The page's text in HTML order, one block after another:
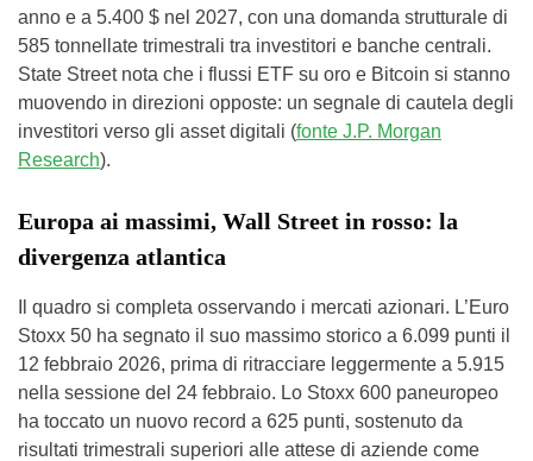
anno e a 5.400 $ nel 2027, con una domanda strutturale di
585 tonnellate trimestrali tra investitori e banche centrali.
State Street nota che i flussi ETF su oro e Bitcoin si stanno
muovendo in direzioni opposte: un segnale di cautela degli
investitori verso gli asset digitali (fonte J.P. Morgan
Research).
Europa ai massimi, Wall Street in rosso: la
divergenza atlantica
Il quadro si completa osservando i mercati azionari. L’Euro
Stoxx 50 ha segnato il suo massimo storico a 6.099 punti il
12 febbraio 2026, prima di ritracciare leggermente a 5.915
nella sessione del 24 febbraio. Lo Stoxx 600 paneuropeo
ha toccato un nuovo record a 625 punti, sostenuto da
risultati trimestrali superiori alle attese di aziende come